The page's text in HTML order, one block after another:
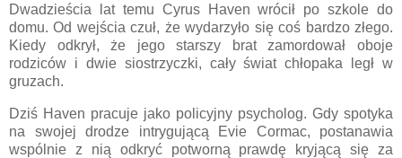
Dwadzieścia lat temu Cyrus Haven wrócił po szkole do
domu. Od wejścia czuł, że wydarzyło się coś bardzo złego.
Kiedy odkrył, że jego starszy brat zamordował oboje
rodziców i dwie siostrzyczki, cały świat chłopaka legł w
gruzach.
Dziś Haven pracuje jako policyjny psycholog. Gdy spotyka
na swojej drodze intrygującą Evie Cormac, postanawia
wspólnie z nią odkryć potworną prawdę kryjącą się za